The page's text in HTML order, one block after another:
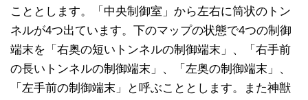
こととします。「中央制御室」から左右に筒状のトン
ネルが4つ出ています。下のマップの状態で4つの制御
端末を「右奥の短いトンネルの制御端末」、「右手前
の長いトンネルの制御端末」、「左奥の制御端末」、
「左手前の制御端末」と呼ぶこととします。また神獣